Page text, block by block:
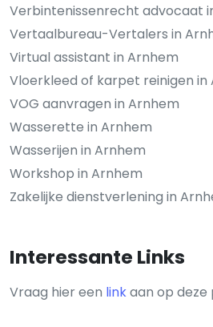
Verbintenissenrecht advocaat
Vertaalbureau-Vertalers in
Virtual assistant in Arnhem
Vloerkleed of karpet reinigen in
VOG aanvragen in Arnhem
Wasserette in Arnhem
Wasserijen in Arnhem
Workshop in Arnhem
Zakelijke dienstverlening in
Interessante Links
Vraag hier een linkaan op deze